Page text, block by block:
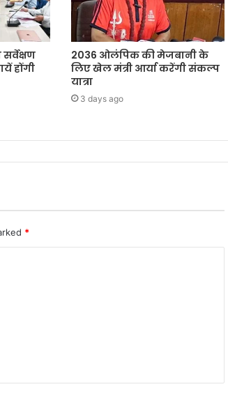
होंगी
2036 ओलंपिक की मेजबानी के
लिए खेल मंत्री आर्या करेंगी संकल्प
यात्रा
3 days ago
*